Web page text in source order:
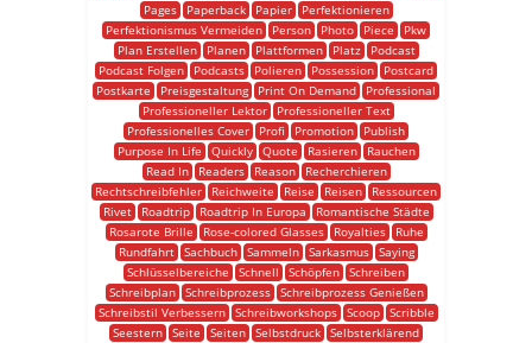
Pages
Paperback Papier
Perfektionieren
Perfektionismus Vermeiden
Person Photo Piece
Pkw
Plan Erstellen
Planen Plattformen Platz
Podcast
Podcast Folgen
Podcasts Polieren Possession
Postcard
Postkarte
Preisgestaltung Print On Demand
Professional
Professioneller Lektor
Professioneller Text
Professionelles Cover
Profi Promotion
Publish
Purpose In Life
Quickly Quote Rasieren
Rauchen
Read In
Readers Reason
Recherchieren
Rechtschreibfehler
Reichweite Reise Reisen
Ressourcen
Rivet
Roadtrip Roadtrip In Europa
Romantische Städte
Rosarote Brille
Rose-colored Glasses Royalties
Ruhe
Rundfahrt
Sachbuch Sammeln Sarkasmus
Saying
Schlüsselbereiche
Schnell Schöpfen Schreiben
Schreibplan
Schreibprozess
Schreibprozess Genießen
Schreibstil Verbessern
Schreibworkshops Scoop
Scribble
Seestern Seite Seiten Selbstdruck Selbsterklärend